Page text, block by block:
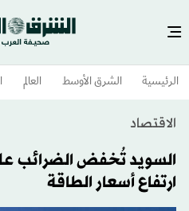
الرئيسية الشرق الأوسط​ العالم
الاقتصاد
السويد تُخفض الضرائب
ارتفاع أسعار الطاقة